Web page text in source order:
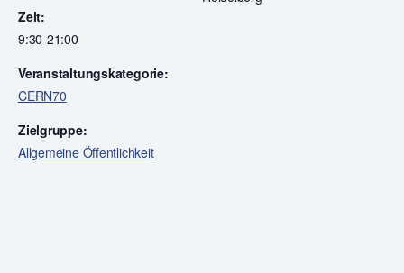
Zeit:
9:30-21:00
Veranstaltungskategorie:
CERN70
Zielgruppe:
Allgemeine Öffentlichkeit